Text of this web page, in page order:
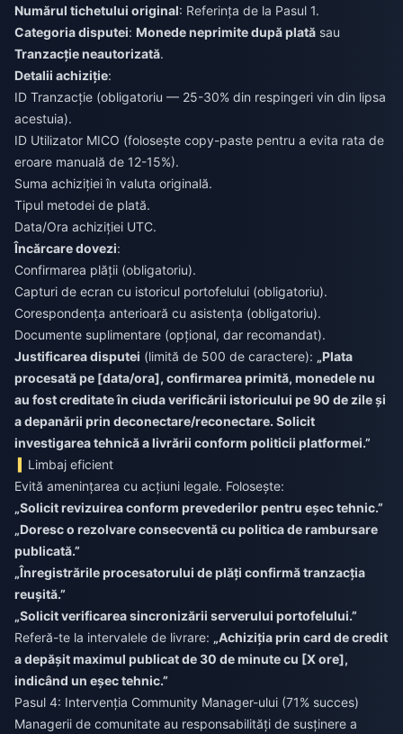
Numărul tichetului original: Referința de la Pasul 1.
Categoria disputei: Monede neprimite după plată sau
Tranzacție neautorizată.
Detalii achiziție:
ID Tranzacție (obligatoriu — 25-30% din respingeri vin din lipsa
acestuia).
ID Utilizator MICO (folosește copy-paste pentru a evita rata de
eroare manuală de 12-15%).
Suma achiziției în valuta originală.
Tipul metodei de plată.
Data/Ora achiziției UTC.
Încărcare dovezi:
Confirmarea plății (obligatoriu).
Capturi de ecran cu istoricul portofelului (obligatoriu).
Corespondența anterioară cu asistența (obligatoriu).
Documente suplimentare (opțional, dar recomandat).
Justificarea disputei (limită de 500 de caractere): „Plata
procesată pe [data/ora], confirmarea primită, monedele nu
au fost creditate în ciuda verificării istoricului pe 90 de zile și
a depanării prin deconectare/reconectare. Solicit
investigarea tehnică a livrării conform politicii platformei.”
Limbaj eficient
Evită amenințarea cu acțiuni legale. Folosește:
„Solicit revizuirea conform prevederilor pentru eșec tehnic.”
„Doresc o rezolvare consecventă cu politica de rambursare
publicată.”
„Înregistrările procesatorului de plăți confirmă tranzacția
reușită.”
„Solicit verificarea sincronizării serverului portofelului.”
Referă-te la intervalele de livrare: „Achiziția prin card de credit
a depășit maximul publicat de 30 de minute cu [X ore],
indicând un eșec tehnic.”
Pasul 4: Intervenția Community Manager-ului (71% succes)
Managerii de comunitate au responsabilități de susținere a